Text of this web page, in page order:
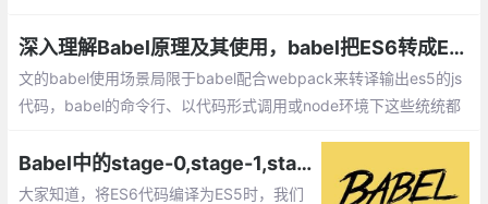
转译
深入理解Babel原理及其使用，babel把ES6转成ES5的原理是什么？
文的babel使用场景局限于babel配合webpack来转译输出es5的js
代码，babel的命令行、以代码形式调用或node环境下这些统统都
-js。
Babel中的stage-0,stage-1,stage-2以及stage-3的作用（转）
大家知道，将ES6代码编译为ES5时，我们